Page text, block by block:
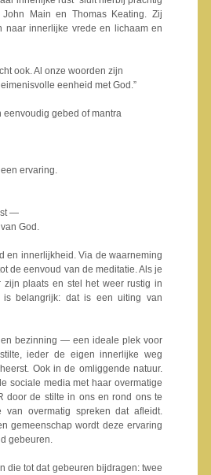
Main en Thomas Keating. Zij
naar innerlijke vrede en lichaam en
ook. Al onze woorden zijn
eenheid met God.”
gebed of mantra
ervaring.
—
God.
en innerlijkheid. Via de waarneming
de eenvoud van de meditatie. Als je
plaats en stel het weer rustig in
is belangrijk: dat is een uiting van
bezinning — een ideale plek voor
ieder de eigen innerlijke weg
Ook in de omliggende natuur.
sociale media met haar overmatige
door de stilte in ons en rond ons te
overmatig spreken dat afleidt.
gemeenschap wordt deze ervaring
gebeuren.
die tot dat gebeuren bijdragen: twee